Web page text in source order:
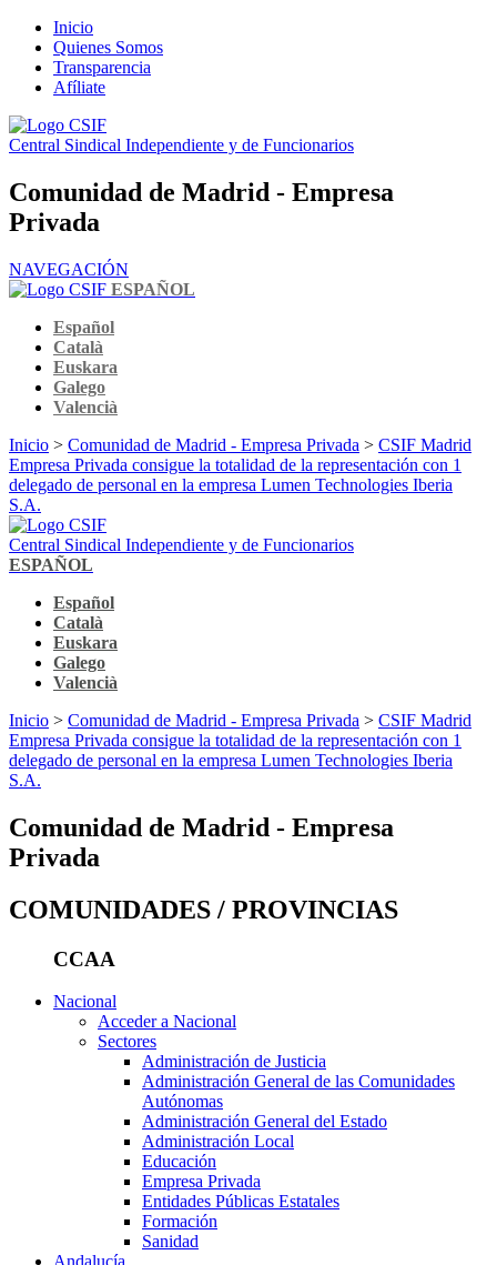
Inicio
Quienes Somos
Transparencia
Afíliate
Central Sindical Independiente y de Funcionarios
Comunidad de Madrid - Empresa
Privada
NAVEGACIÓN
ESPAÑOL
Español
Català
Euskara
Galego
Valencià
Inicio > Comunidad de Madrid - Empresa Privada > CSIF Madrid
Empresa Privada consigue la totalidad de la representación con 1
delegado de personal en la empresa Lumen Technologies Iberia
S.A.
Central Sindical Independiente y de Funcionarios
ESPAÑOL
Español
Català
Euskara
Galego
Valencià
Inicio > Comunidad de Madrid - Empresa Privada > CSIF Madrid
Empresa Privada consigue la totalidad de la representación con 1
delegado de personal en la empresa Lumen Technologies Iberia
S.A.
Comunidad de Madrid - Empresa
Privada
COMUNIDADES / PROVINCIAS
CCAA
Nacional
Acceder a Nacional
Sectores
Administración de Justicia
Administración General de las Comunidades
Autónomas
Administración General del Estado
Administración Local
Educación
Empresa Privada
Entidades Públicas Estatales
Formación
Sanidad